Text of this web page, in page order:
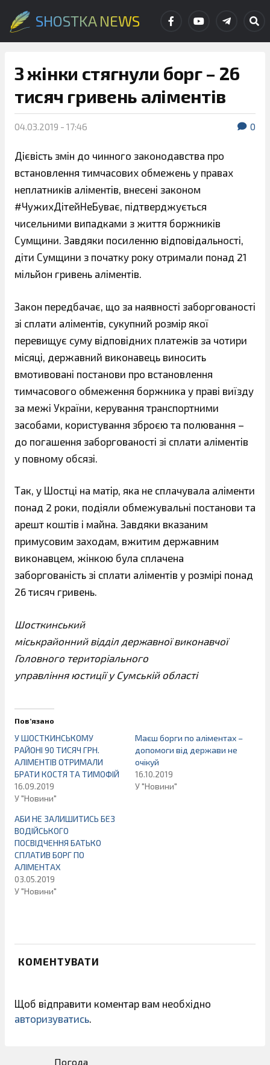
SHOSTKA NEWS
З жінки стягнули борг – 26
тисяч гривень аліментів
04.03.2019 - 17:46 0
Дієвість змін до чинного законодавства про
встановлення тимчасових обмежень у правах
неплатників аліментів, внесені законом
#ЧужихДітейНеБуває, підтверджується
чисельними випадками з життя боржників
Сумщини. Завдяки посиленню відповідальності,
діти Сумщини з початку року отримали понад 21
мільйон гривень аліментів.
Закон передбачає, що за наявності заборгованості
зі сплати аліментів, сукупний розмір якої
перевищує суму відповідних платежів за чотири
місяці, державний виконавець виносить
вмотивовані постанови про встановлення
тимчасового обмеження боржника у праві виїзду
за межі України, керування транспортними
засобами, користування зброєю та полювання –
до погашення заборгованості зі сплати аліментів
у повному обсязі.
Так, у Шостці на матір, яка не сплачувала аліменти
понад 2 роки, подіяли обмежувальні постанови та
арешт коштів і майна. Завдяки вказаним
примусовим заходам, вжитим державним
виконавцем, жінкою була сплачена
заборгованість зі сплати аліментів у розмірі понад
26 тисяч гривень.
Шосткинський
міськрайонний відділ державної виконавчої
Головного територіального
управління юстиції у Сумській області
Пов’язано
У ШОСТКИНСЬКОМУ
РАЙОНІ 90 ТИСЯЧ ГРН.
АЛІМЕНТІВ ОТРИМАЛИ
БРАТИ КОСТЯ ТА ТИМОФІЙ
16.09.2019
У "Новини"
Маєш борги по аліментах –
допомоги від держави не
очікуй
16.10.2019
У "Новини"
АБИ НЕ ЗАЛИШИТИСЬ БЕЗ
ВОДІЙСЬКОГО
ПОСВІДЧЕННЯ БАТЬКО
СПЛАТИВ БОРГ ПО
АЛІМЕНТАХ
03.05.2019
У "Новини"
КОМЕНТУВАТИ
Щоб відправити коментар вам необхідно
авторизуватись.
Погода